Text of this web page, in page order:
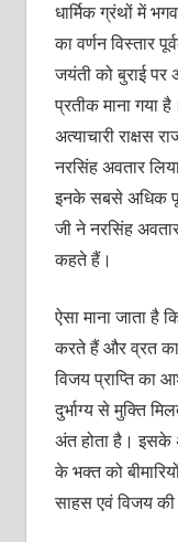
धार्मिक ग्रंथों में
का वर्णन विस्तार
जयंती को बुराई पर
प्रतीक माना गया
अत्याचारी राक्षस
नरसिंह अवतार
इनके सबसे अधिक
जी ने नरसिंह
कहते हैं।
ऐसा माना जाता है
करते हैं और व्रत
विजय प्राप्ति का
दुर्भाग्य से मुक्ति
अंत होता है। इसके
के भक्त को
साहस एवं विजय की